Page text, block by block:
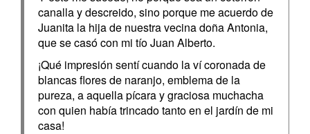
canalla y descreido, sino porque me acuerdo de
Juanita la hija de nuestra vecina doña Antonia,
que se casó con mi tío Juan Alberto.
¡Qué impresión sentí cuando la ví coronada de
blancas flores de naranjo, emblema de la
pureza, a aquella pícara y graciosa muchacha
con quien había trincado tanto en el jardín de mi
casa!